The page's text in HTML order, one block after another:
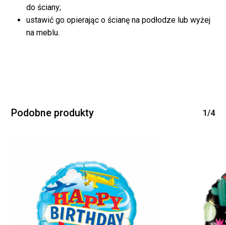
do ściany;
ustawić go opierając o ścianę na podłodze lub wyżej
na meblu.
Podobne produkty 1/4